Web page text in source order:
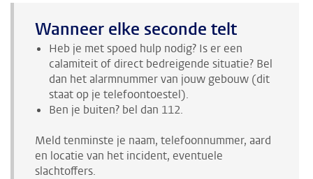
Wanneer elke seconde telt
Heb je met spoed hulp nodig? Is er een
calamiteit of direct bedreigende situatie? Bel
dan het alarmnummer van jouw gebouw (dit
staat op je telefoontoestel).
Ben je buiten? bel dan 112.
Meld tenminste je naam, telefoonnummer, aard
en locatie van het incident, eventuele
slachtoffers.